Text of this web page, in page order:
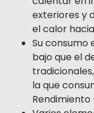
exteriores y
el calor
Su
bajo que el
la que
Rendimiento